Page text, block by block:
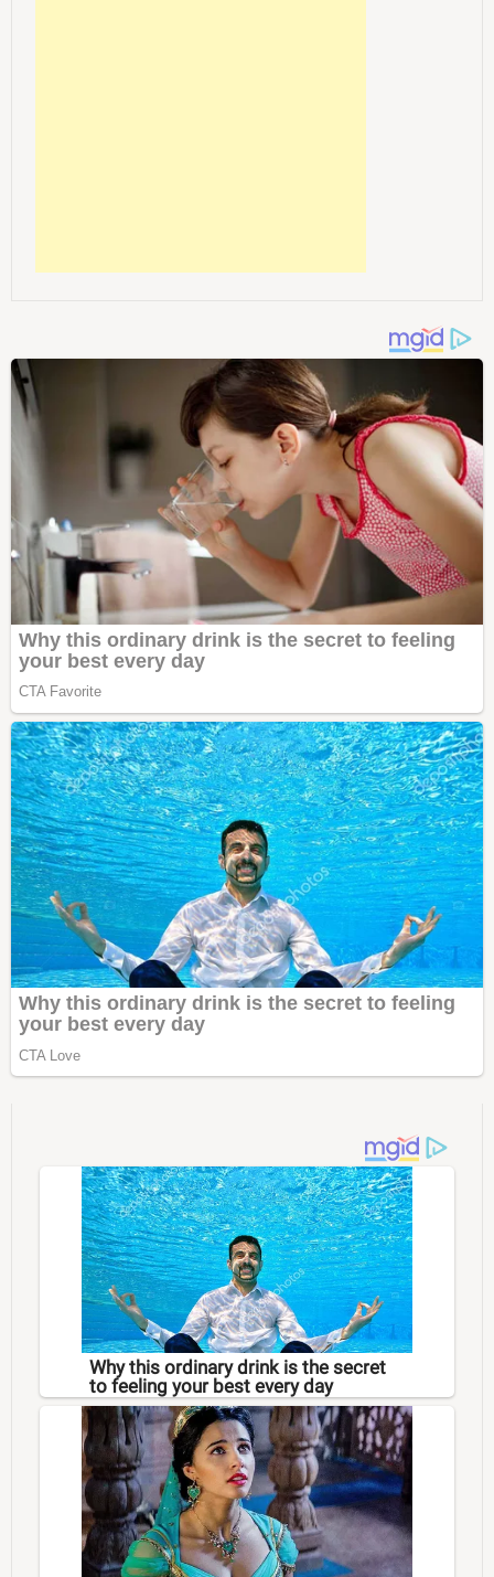
Why this ordinary drink is the secret
to feeling your best every day